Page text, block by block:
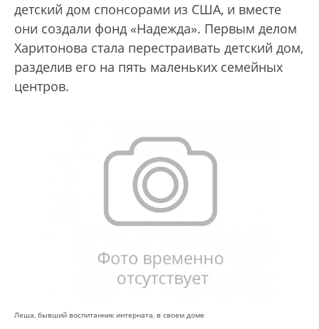
детский дом спонсорами из США, и вместе
они создали фонд «Надежда». Первым делом
Харитонова стала перестраивать детский дом,
разделив его на пять маленьких семейных
центров.
Леша, бывший воспитанник интерната, в своем доме